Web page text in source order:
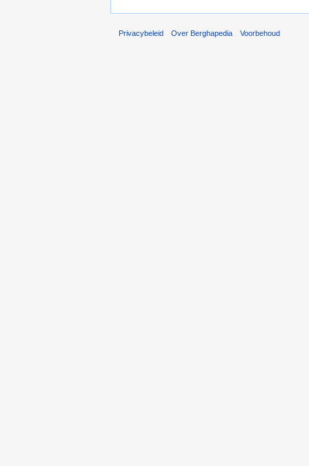
Privacybeleid Over Berghapedia Voorbehoud